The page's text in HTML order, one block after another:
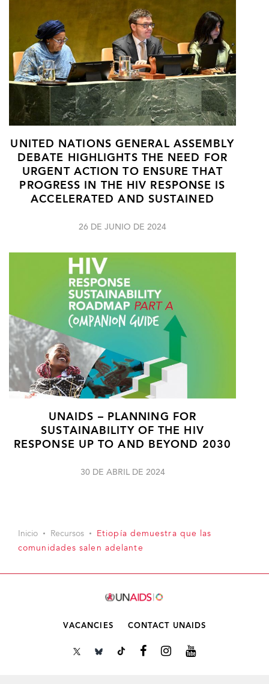
UNITED NATIONS GENERAL ASSEMBLY
DEBATE HIGHLIGHTS THE NEED FOR
URGENT ACTION TO ENSURE THAT
PROGRESS IN THE HIV RESPONSE IS
ACCELERATED AND SUSTAINED
26 DE JUNIO DE 2024
UNAIDS – PLANNING FOR
SUSTAINABILITY OF THE HIV
RESPONSE UP TO AND BEYOND 2030
30 DE ABRIL DE 2024
Inicio Recursos
Etiopía demuestra que las
comunidades salen adelante
VACANCIES CONTACT UNAIDS